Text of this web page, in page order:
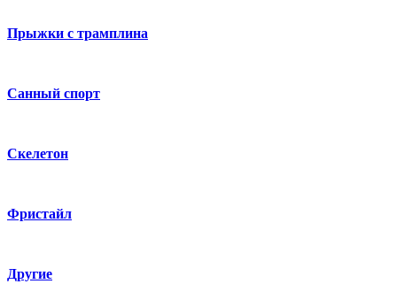
Прыжки с трамплина
Санный спорт
Скелетон
Фристайл
Другие